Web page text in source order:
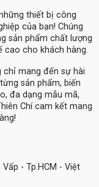
thiết bị công
của bạn! Chúng
sản phẩm chất lượng
cao cho khách hàng.
chỉ mang đến sự hài
sản phẩm, biến
đa dạng mẫu mã,
Chí cam kết mang
- Tp.HCM - Việt